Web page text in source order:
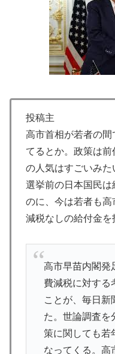
な」「他のことか
府にとって都合がい
外国人「2002年W
事！W杯予選でレフ
然！【海外の反応】
【海外の反応】
想？
▶ 海外「先進国で日本
何故なのか」
▶ 海外「ディズニーが
海外「先進国で日本
何故なのか」
韓国人「意外に日
ちらです‥」→「国
り‥」
海外「うちは同じ
結婚四十年これで
投稿主
高市首相が若者の
てるとか。政策は
の人気はすごいみた
選挙前の日本国民
のに、今は若者も
減税なしの給付金を
高市早苗内閣発
費減税に対する
ことが、毎日新
た。世論調査を
策に関しても若
なってくる。高